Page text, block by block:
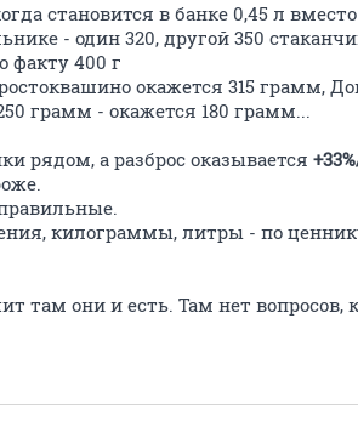
становится в банке 0,45 л вместо
- один 320, другой 350
факту 400 г
окажется 315 грамм,
грамм - окажется 180 грамм...
рядом, а разброс оказывается
килограммы, литры - по
там они и есть. Там нет вопросов,